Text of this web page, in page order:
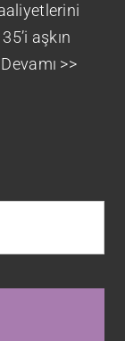
aşkın
Devamı >>